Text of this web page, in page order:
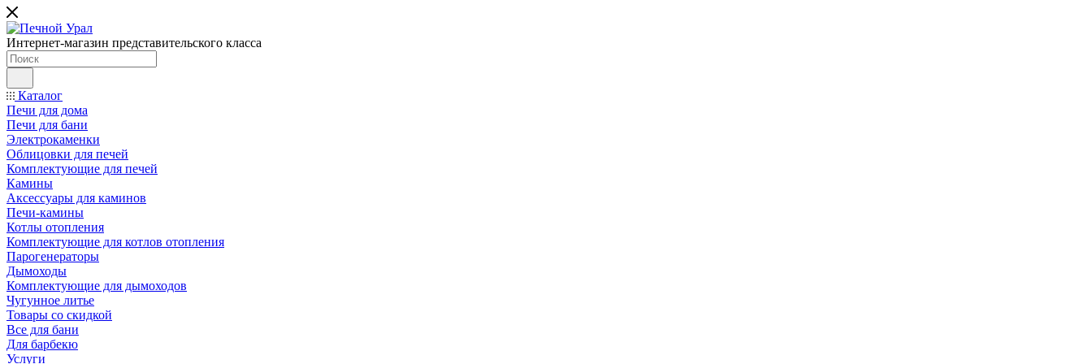
Интернет-магазин представительского класса
Каталог
Печи для дома
Печи для бани
Электрокаменки
Облицовки для печей
Комплектующие для печей
Камины
Аксессуары для каминов
Печи-камины
Котлы отопления
Комплектующие для котлов отопления
Парогенераторы
Дымоходы
Комплектующие для дымоходов
Чугунное литье
Товары со скидкой
Все для бани
Для барбекю
Услуги